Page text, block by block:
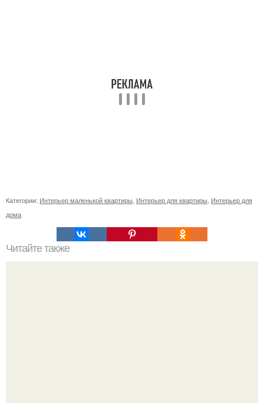
Категории: Интерьер маленькой квартиры Интерьер для квартиры Интерьер для
дома
Читайте также